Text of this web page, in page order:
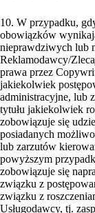
10. W przypadku,
obowiązków
nieprawdziwych lub
Reklamodawcy/
prawa przez
jakiekolwiek
administracyjne, lub
tytułu jakiekolwiek
zobowiązuje się
posiadanych
lub zarzutów
powyższym
zobowiązuje się
związku z
związku z
Usługodawcy, tj.